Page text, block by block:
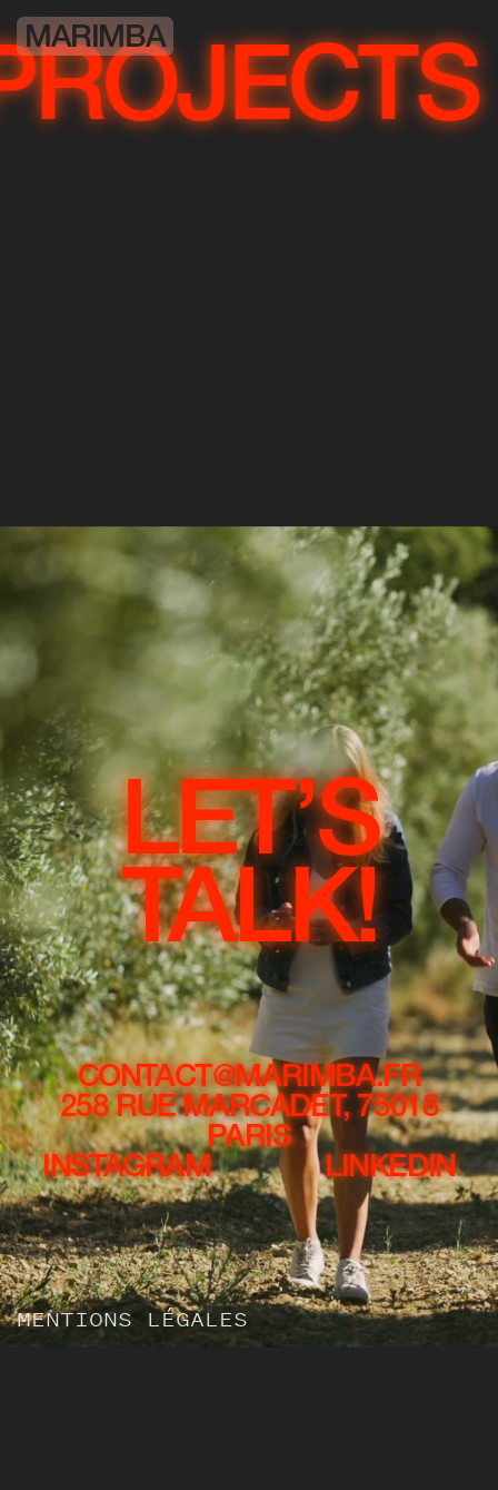
MARIMBA
LET’S
TALK!
CONTACT@MARIMBA.FR
258 RUE MARCADET, 75018
PARIS
INSTAGRAM
LINKEDIN
MENTIONS LÉGALES